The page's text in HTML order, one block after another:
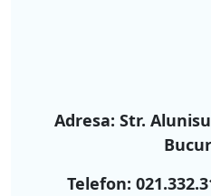
Adresa: Str.
Telefon: